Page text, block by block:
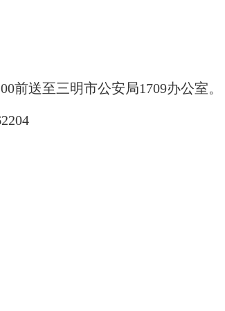
前送至三明市公安局1709办公室。